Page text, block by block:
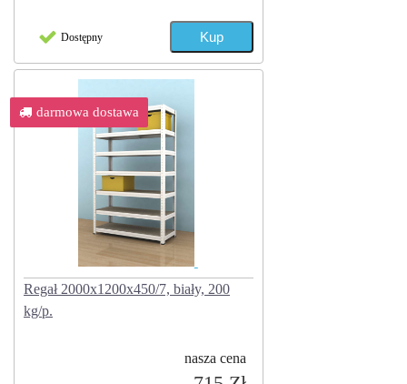
Dostępny
Regał 2000x1200x450/7, biały, 200
kg/p.
nasza cena
darmowa dostawa